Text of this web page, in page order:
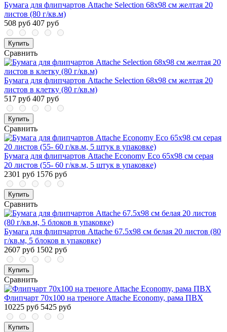
Бумага для флипчартов Attache Selection 68х98 см желтая 20
листов (80 г/кв.м)
508 руб 407 руб
Купить
Сравнить
Бумага для флипчартов Attache Selection 68х98 см желтая 20
листов в клетку (80 г/кв.м)
517 руб 407 руб
Купить
Сравнить
Бумага для флипчартов Attache Economy Eco 65x98 см серая
20 листов (55- 60 г/кв.м, 5 штук в упаковке)
2301 руб 1576 руб
Купить
Сравнить
Бумага для флипчартов Attache 67.5х98 см белая 20 листов (80
г/кв.м, 5 блоков в упаковке)
2607 руб 1502 руб
Купить
Сравнить
Флипчарт 70x100 на треноге Attache Economy, рама ПВХ
10225 руб 5425 руб
Купить